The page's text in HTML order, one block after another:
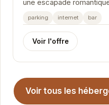
une escapade
famille. Avec son
parking internet bar
Voir l'offre
Voir tous les